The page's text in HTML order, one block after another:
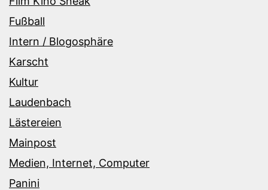
Fußball
Intern / Blogosphäre
Karscht
Kultur
Laudenbach
Lästereien
Mainpost
Medien, Internet, Computer
Panini